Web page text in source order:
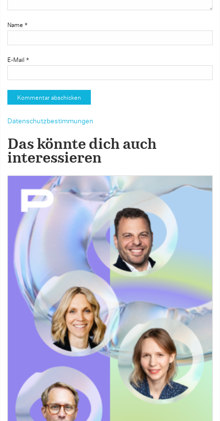
Name *
E-Mail *
Datenschutzbestimmungen
Das könnte dich auch
interessieren